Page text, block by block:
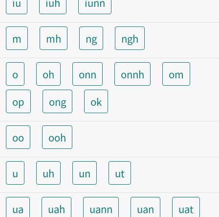
m mh ng ngh
o oh onn onnh
om
op
ong ok
oo ooh
u uh un ut
ua uah uann uan
uat